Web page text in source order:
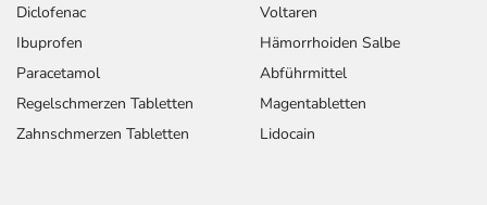
Diclofenac
Ibuprofen
Paracetamol
Regelschmerzen Tabletten
Zahnschmerzen Tabletten
Voltaren
Hämorrhoiden Salbe
Abführmittel
Magentabletten
Lidocain